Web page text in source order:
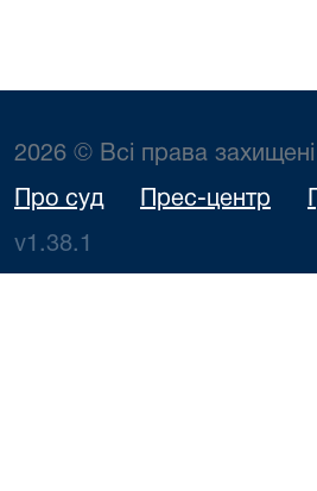
2026 © Всі права захищені
Про суд Прес-центр
v1.38.1